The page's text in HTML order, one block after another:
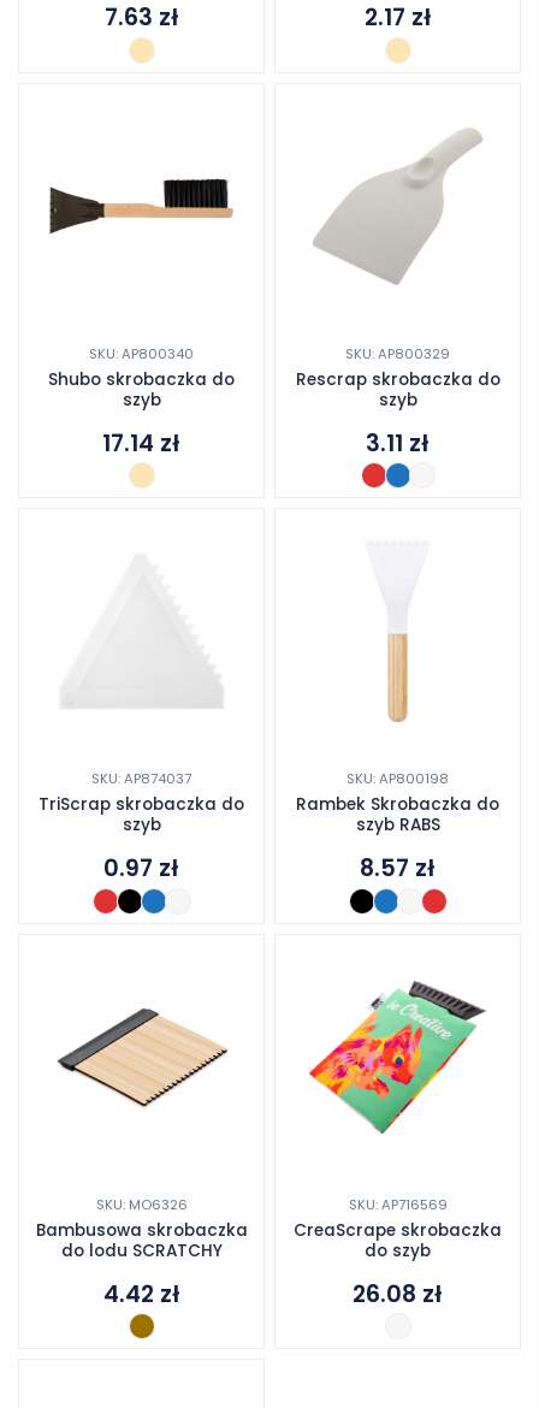
7.63 zł 2.17 zł
SKU: AP800340
Shubo skrobaczka do
szyb
17.14 zł
SKU: AP800329
Rescrap skrobaczka do
szyb
3.11 zł
SKU: AP874037
TriScrap skrobaczka do
szyb
0.97 zł
SKU: AP800198
Rambek Skrobaczka do
szyb RABS
8.57 zł
SKU: MO6326
Bambusowa skrobaczka
do lodu SCRATCHY
4.42 zł
SKU: AP716569
CreaScrape skrobaczka
do szyb
26.08 zł